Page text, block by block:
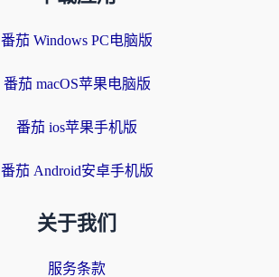
番茄 Windows PC电脑版
番茄 macOS苹果电脑版
番茄 ios苹果手机版
番茄 Android安卓手机版
关于我们
服务条款